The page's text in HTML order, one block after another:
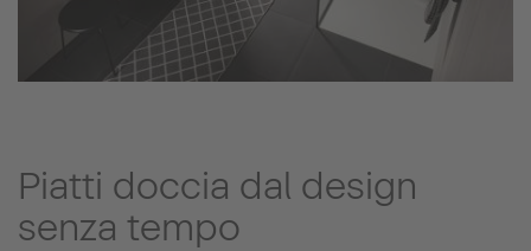
Piatti doccia dal design
senza tempo